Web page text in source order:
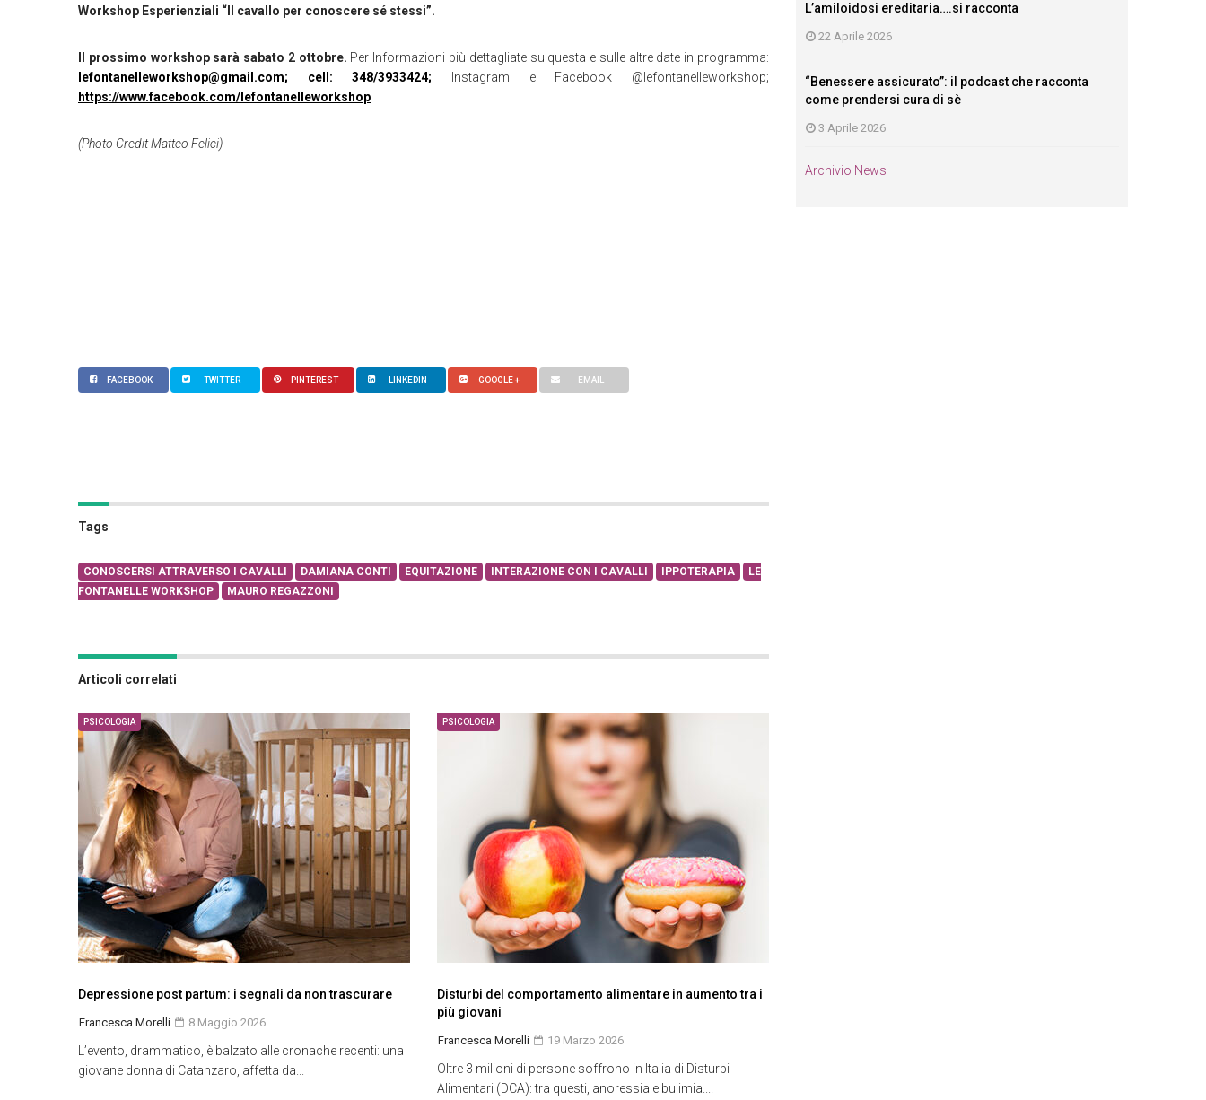
Workshop Esperienziali “Il cavallo per conoscere sé stessi”.
Il prossimo workshop sarà sabato 2 ottobre. Per Informazioni più dettagliate su questa e sulle altre date in programma:
lefontanelleworkshop@gmail.com; cell: 348/3933424;
Instagram e Facebook @lefontanelleworkshop;
https://www.facebook.com/lefontanelleworkshop
(Photo Credit Matteo Felici)
FACEBOOK TWITTER PINTEREST LINKEDIN GOOGLE + EMAIL
Tags
CONOSCERSI ATTRAVERSO I CAVALLI DAMIANA CONTI EQUITAZIONE INTERAZIONE CON I CAVALLI IPPOTERAPIA
LE
FONTANELLE WORKSHOP
MAURO REGAZZONI
Articoli correlati
PSICOLOGIA
Depressione post partum: i segnali da non trascurare
Francesca Morelli 8 Maggio 2026
L’evento, drammatico, è balzato alle cronache recenti: una
giovane donna di Catanzaro, affetta da...
PSICOLOGIA
Disturbi del comportamento alimentare in aumento tra i
più giovani
Francesca Morelli 19 Marzo 2026
Oltre 3 milioni di persone soffrono in Italia di Disturbi
Alimentari (DCA): tra questi, anoressia e bulimia....
L’amiloidosi ereditaria….si racconta
22 Aprile 2026
“Benessere assicurato”: il podcast che racconta
come prendersi cura di sè
3 Aprile 2026
Archivio News